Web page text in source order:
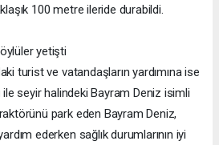
100 metre ileride durabildi.
yetişti
turist ve vatandaşların yardımına ise
seyir halindeki Bayram Deniz isimli
park eden Bayram Deniz,
ederken sağlık durumlarının iyi